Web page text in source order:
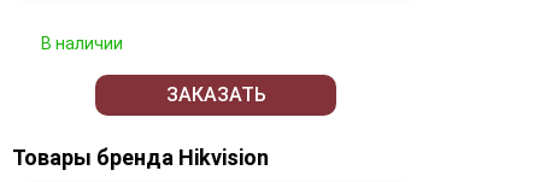
В наличии
ЗАКАЗАТЬ
Товары бренда Hikvision